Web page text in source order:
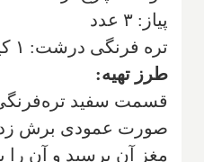
پياز: ۳ عدد
تره‌ فرنگی درشت: ۱ كيلوگرم
طرز تهیه:
قسمت سفيد تره‌فرنگی
صورت عمودی برش
مغز آن برسيد و آن را